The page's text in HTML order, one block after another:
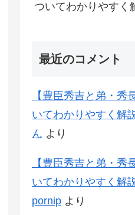
ついてわかりやすく
最近のコメント
【豊臣秀吉と弟・秀
いてわかりやすく解
ん より
【豊臣秀吉と弟・秀
いてわかりやすく解
pornip より